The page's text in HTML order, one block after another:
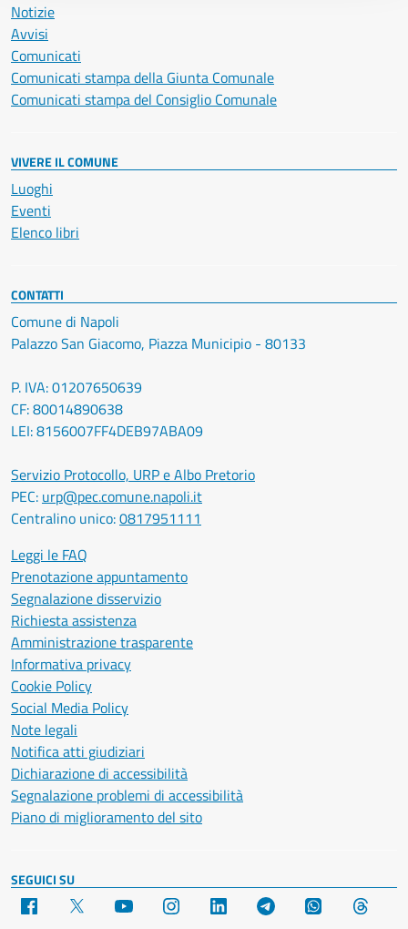
Notizie
Avvisi
Comunicati
Comunicati stampa della Giunta Comunale
Comunicati stampa del Consiglio Comunale
VIVERE IL COMUNE
Luoghi
Eventi
Elenco libri
CONTATTI
Comune di Napoli
Palazzo San Giacomo, Piazza Municipio - 80133
P. IVA: 01207650639
CF: 80014890638
LEI: 8156007FF4DEB97ABA09
Servizio Protocollo, URP e Albo Pretorio
PEC: urp@pec.comune.napoli.it
Centralino unico:0817951111
Leggi le FAQ
Prenotazione appuntamento
Segnalazione disservizio
Richiesta assistenza
Amministrazione trasparente
Informativa privacy
Cookie Policy
Social Media Policy
Note legali
Notifica atti giudiziari
Dichiarazione di accessibilità
Segnalazione problemi di accessibilità
Piano di miglioramento del sito
SEGUICI SU
Facebook YouTube Instagram LinkedIn Telegram WhatsApp